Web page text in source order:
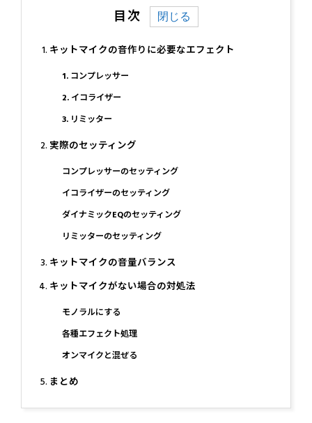
目次
キットマイクの音作りに必要なエフェクト
1. コンプレッサー
2. イコライザー
3. リミッター
実際のセッティング
コンプレッサーのセッティング
イコライザーのセッティング
ダイナミックEQのセッティング
リミッターのセッティング
キットマイクの音量バランス
キットマイクがない場合の対処法
モノラルにする
各種エフェクト処理
オンマイクと混ぜる
まとめ